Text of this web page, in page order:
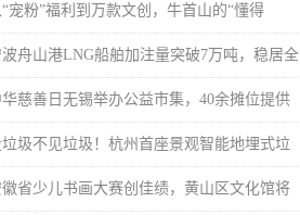
宠粉”福利到万款文创，牛首山的“懂得
舟山港LNG船舶加注量突破7万吨，稳居全
慈善日无锡举办公益市集，40余摊位提供
圾不见垃圾！杭州首座景观智能地埋式垃
省少儿书画大赛创佳绩，黄山区文化馆将